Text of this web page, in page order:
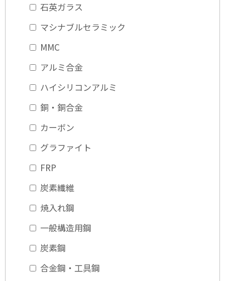
石英ガラス
マシナブルセラミック
MMC
アルミ合金
ハイシリコンアルミ
銅・銅合金
カーボン
グラファイト
FRP
炭素繊維
焼入れ鋼
一般構造用鋼
炭素鋼
合金鋼・工具鋼